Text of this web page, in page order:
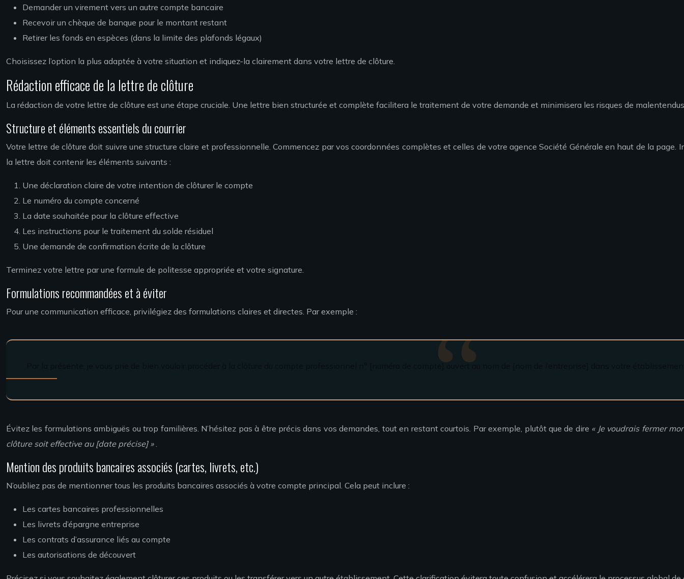
Demander un virement vers un autre compte bancaire
Recevoir un chèque de banque pour le montant restant
Retirer les fonds en espèces (dans la limite des plafonds légaux)
Choisissez l’option la plus adaptée à votre situation et indiquez-la clairement dans votre lettre de clôture.
Rédaction efficace de la lettre de clôture
La rédaction de votre lettre de clôture est une étape cruciale. Une lettre bien structurée et complète facilitera le traitement de votre demande et minimisera les risques de
Structure et éléments essentiels du courrier
Votre lettre de clôture doit suivre une structure claire et professionnelle. Commencez par vos coordonnées complètes et celles de votre agence Société Générale en haut de la page.
la lettre doit contenir les éléments suivants :
Une déclaration claire de votre intention de clôturer le compte
Le numéro du compte concerné
La date souhaitée pour la clôture effective
Les instructions pour le traitement du solde résiduel
Une demande de confirmation écrite de la clôture
Terminez votre lettre par une formule de politesse appropriée et votre signature.
Formulations recommandées et à éviter
Pour une communication efficace, privilégiez des formulations claires et directes. Par exemple :
Évitez les formulations ambiguës ou trop familières. N’hésitez pas à être précis dans vos demandes, tout en restant courtois. Par exemple, plutôt que de dire « Je voudrais fermer
clôture soit effective au [date précise] ».
Mention des produits bancaires associés (cartes, livrets, etc.)
N’oubliez pas de mentionner tous les produits bancaires associés à votre compte principal. Cela peut inclure :
Les cartes bancaires professionnelles
Les livrets d’épargne entreprise
Les contrats d’assurance liés au compte
Les autorisations de découvert